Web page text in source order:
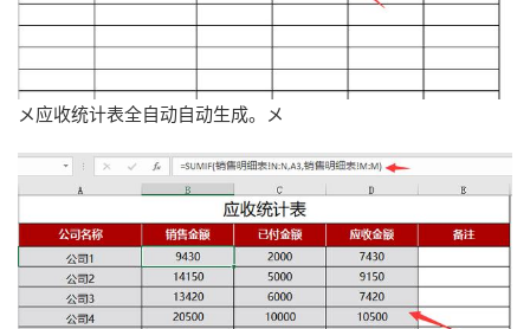
メ应收统计表全自动自动生成。メ